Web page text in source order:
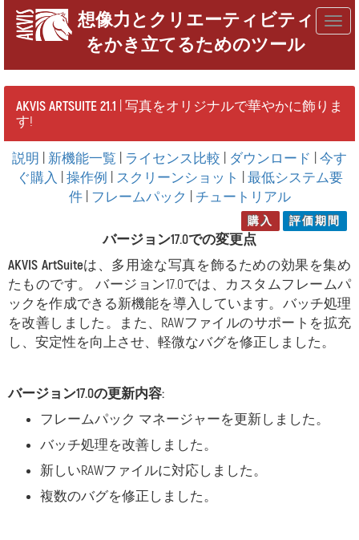
想像力とクリエーティビティ
をかき立てるためのツール
AKVIS ARTSUITE 21.1 | 写真をオリジナルで華やかに飾りま
す!
説明 新機能一覧 ライセンス比較 ダウンロード
今す
ぐ購入
操作例 スクリーンショット
最低システム要
件| フレームパック チュートリアル
購入 評価期間
バージョン17.0での変更点
AKVIS ArtSuiteは、多用途な写真を飾るための効果を集め
たものです。 バージョン17.0では、カスタムフレームパ
ックを作成できる新機能を導入しています。バッチ処理
を改善しました。また、 RAWファイルのサポートを拡充
し、安定性を向上させ、軽微なバグを修正しました。
バージョン17.0の更新内容:
フレームパック マネージャーを更新しました。
バッチ処理を改善しました。
新しいRAWファイルに対応しました。
複数のバグを修正しました。